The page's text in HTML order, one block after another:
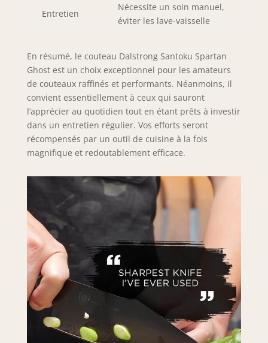
Entretien
Nécessite un soin manuel,
éviter les lave-vaisselle
En résumé, le couteau Dalstrong Santoku Spartan
Ghost est un choix exceptionnel pour les amateurs
de couteaux raffinés et performants. Néanmoins, il
convient essentiellement à ceux qui sauront
l’apprécier au quotidien tout en étant prêts à investir
dans un entretien régulier. Vos efforts seront
récompensés par un outil de cuisine à la fois
magnifique et redoutablement efficace.